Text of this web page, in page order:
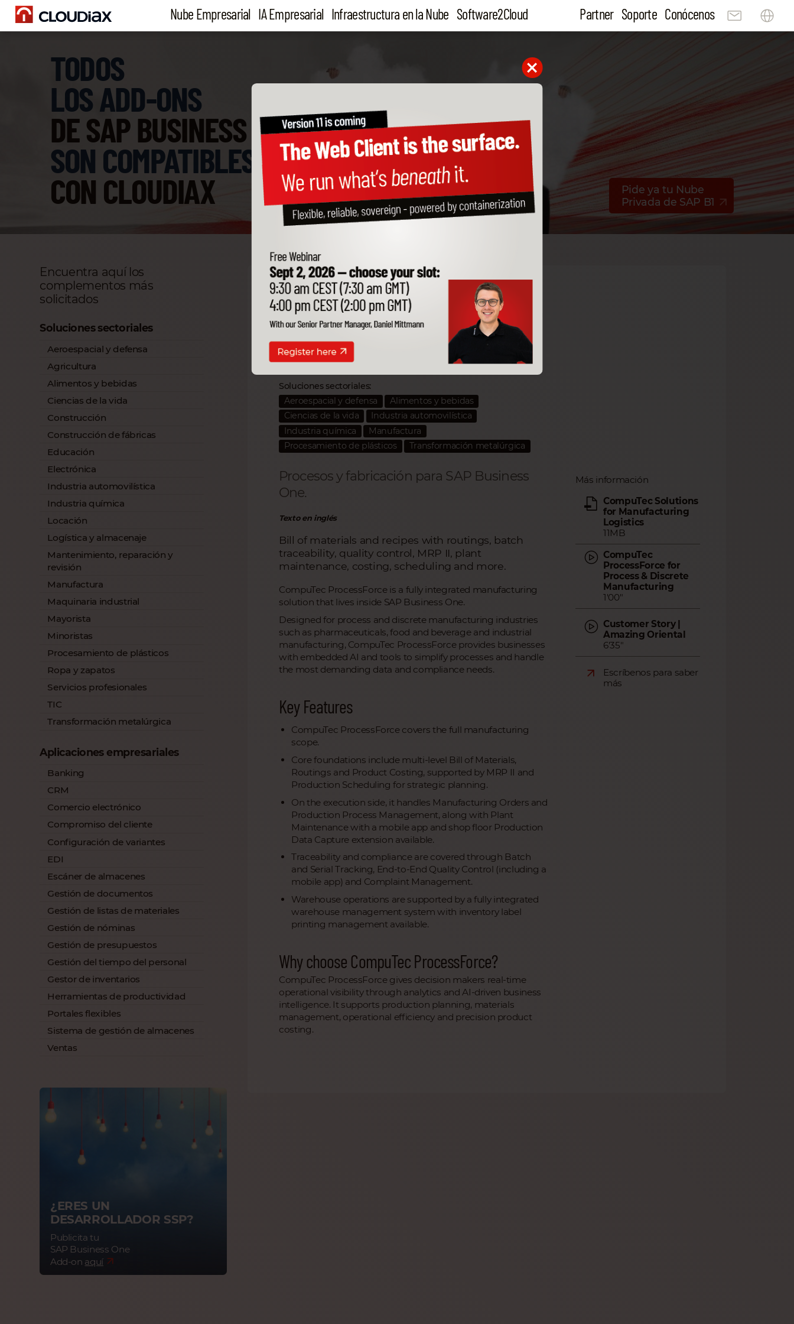
Nube Empresarial IA Empresarial Infraestructura en la Nube Software2Cloud Partner Soporte Conócenos
TODOS
LOS ADD-ONS
DE SAP BUSINESS ONE
SON COMPATIBLES
CON CLOUDIAX
Pide ya tu Nube
Privada de SAP B1
Encuentra aquí los
complementos más
solicitados
Soluciones sectoriales
Aeroespacial y defensa
Agricultura
Alimentos y bebidas
Ciencias de la vida
Construcción
Construcción de fábricas
Educación
Electrónica
Industria automovilística
Industria química
Locación
Logística y almacenaje
Mantenimiento, reparación y
revisión
Manufactura
Maquinaria industrial
Mayorista
Minoristas
Procesamiento de plásticos
Ropa y zapatos
Servicios profesionales
TIC
Transformación metalúrgica
Aplicaciones empresariales
Banking
CRM
Comercio electrónico
Compromiso del cliente
Configuración de variantes
EDI
Escáner de almacenes
Gestión de documentos
Gestión de listas de materiales
Gestión de nóminas
Gestión de presupuestos
Gestión del tiempo del personal
Gestor de inventarios
Herramientas de productividad
Portales flexibles
Sistema de gestión de almacenes
Ventas
¿ERES UN
DESARROLLADOR SSP?
Publicita tu
SAP Business One
Add-on aquí
CompuTec ProcessForce
Partner SSP desarrollador:
CompuTec SA
Soluciones sectoriales:
Aeroespacial y defensa
Alimentos y bebidas
Ciencias de la vida
Industria automovilística
Industria química
Manufactura
Procesamiento de plásticos
Transformación metalúrgica
Procesos y fabricación para SAP Business
One.
Texto en inglés
Bill of materials and recipes with routings, batch
traceability, quality control, MRP II, plant
maintenance, costing, scheduling and more.
CompuTec ProcessForce is a fully integrated manufacturing
solution that lives inside SAP Business One.
Designed for process and discrete manufacturing industries
such as pharmaceuticals, food and beverage and industrial
manufacturing, CompuTec ProcessForce provides businesses
with embedded AI and tools to simplify processes and handle
the most demanding data and compliance needs.
Key Features
CompuTec ProcessForce covers the full manufacturing
scope.
Core foundations include multi-level Bill of Materials,
Routings and Product Costing, supported by MRP II and
Production Scheduling for strategic planning.
On the execution side, it handles Manufacturing Orders and
Production Process Management, along with Plant
Maintenance with a mobile app and shop floor Production
Data Capture extension available.
Traceability and compliance are covered through Batch
and Serial Tracking, End-to-End Quality Control (including a
mobile app) and Complaint Management.
Warehouse operations are supported by a fully integrated
warehouse management system with inventory label
printing management available.
Why choose CompuTec ProcessForce?
CompuTec ProcessForce gives decision makers real-time
operational visibility through analytics and AI-driven business
intelligence. It supports production planning, materials
management, operational efficiency and precision product
costing.
Más información
CompuTec Solutions
for Manufacturing
Logistics
11MB
CompuTec
ProcessForce for
Process & Discrete
Manufacturing
1'00"
Customer Story |
Amazing Oriental
6'35"
Escríbenos para saber
más